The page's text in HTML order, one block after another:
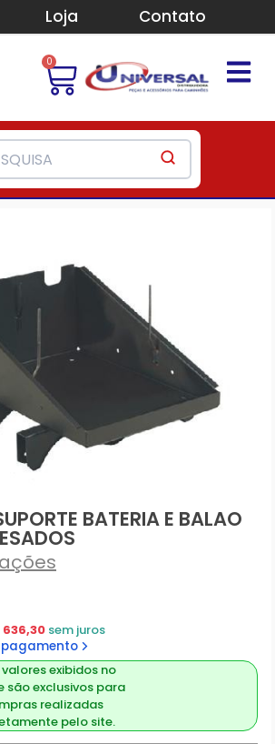
Loja Contato
0
BATERIA E BALAO
636,30 sem juros
valores exibidos no
são exclusivos para
realizadas
pelo site.